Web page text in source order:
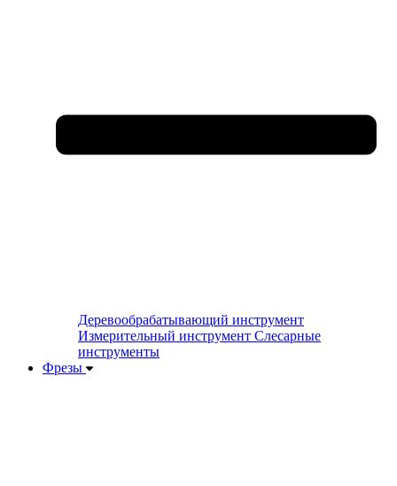
Деревообрабатывающий инструмент
Измерительный инструмент Слесарные
инструменты
Фрезы